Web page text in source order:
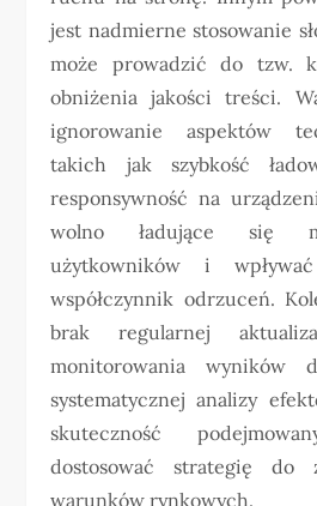
jest nadmierne stosowanie
może prowadzić do tzw.
obniżenia jakości treści.
ignorowanie aspektów
takich jak szybkość
responsywność na
wolno ładujące się
użytkowników i
współczynnik odrzuceń.
brak regularnej
monitorowania wyników
systematycznej analizy
skuteczność
dostosować strategię do
warunków rynkowych.